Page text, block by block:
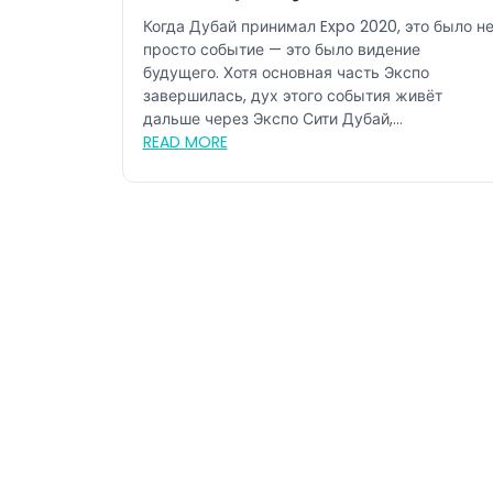
развитие: почему это лето –
лучшее время для посещения
Экспо Сити Дубай
Когда Дубай принимал Expo 2020, это было не
просто событие — это было видение
будущего. Хотя основная часть Экспо
завершилась, дух этого события живёт
дальше через Экспо Сити Дубай,
переосмысленное пр...
READ MORE